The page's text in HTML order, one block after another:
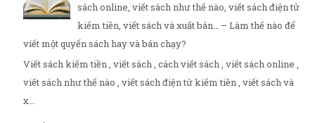
sách online, viết sách như thế nào, viết sách điện tử
kiếm tiền, viết sách và xuất bản… – Làm thế nào để
viết một quyển sách hay và bán chạy?
Viết sách kiếm tiền , viết sách , cách viết sách , viết sách online ,
viết sách như thế nào , viết sách điện tử kiếm tiền , viết sách và
x...